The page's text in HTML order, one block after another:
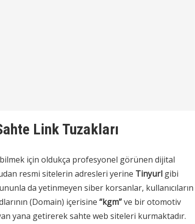
Link Tuzakları
için oldukça profesyonel görünen dijital
resmi sitelerin adresleri yerine Tinyurl gibi
da yetinmeyen siber korsanlar, kullanıcıların
(Domain) içerisine “kgm”ve bir otomotiv
yana getirerek sahte web siteleri kurmaktadır.